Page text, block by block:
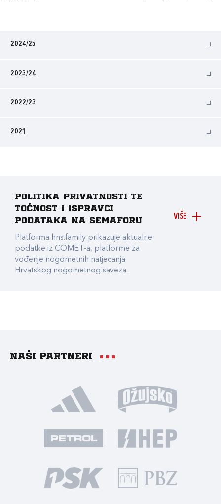
2024/25
2023/24
2022/23
2021
VIŠE
Politika privatnosti te
točnost i ispravci
podataka na Semaforu
Platforma hns.family prikazuje aktualne
podatke iz COMET-a, platforme za
vođenje nogometnih natjecanja
Hrvatskog nogometnog saveza.
Naši partneri